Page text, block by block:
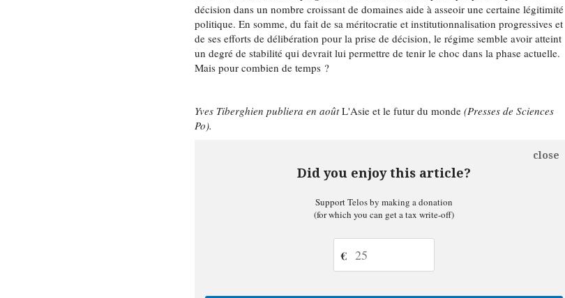
décision dans un nombre croissant de domaines aide à asseoir une certaine légitimité
politique. En somme, du fait de sa méritocratie et institutionnalisation progressives et
de ses efforts de délibération pour la prise de décision, le régime semble avoir atteint
un degré de stabilité qui devrait lui permettre de tenir le choc dans la phase actuelle.
Mais pour combien de temps ?
Yves Tiberghien publiera en aoûtL'Asie et le futur du monde(Presses de Sciences
Po).
Did you enjoy this article?
close
Support Telos by making a donation
(for which you can get a tax write-off)
€